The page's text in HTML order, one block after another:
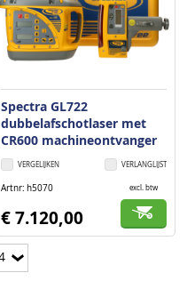
Spectra GL722
dubbelafschotlaser met
CR600 machineontvanger
VERLANGLIJST
VERGELIJKEN
Artnr h5070 excl. btw
€ 7.120,00